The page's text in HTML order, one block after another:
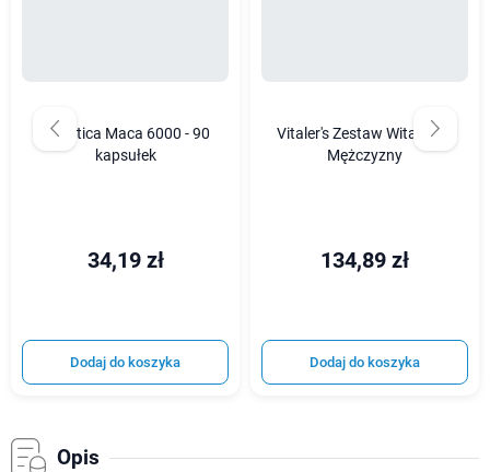
Hepatica Maca 6000 - 90
kapsułek
34,19 zł
Dodaj do koszyka
Vitaler's Zestaw Witalność
Mężczyzny
134,89 zł
Dodaj do koszyka
Opis